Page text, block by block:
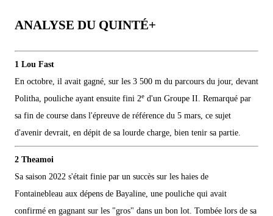
ANALYSE DU QUINTÉ+
1 Lou Fast
En octobre, il avait gagné, sur les 3 500 m du parcours du jour, devant
Politha, pouliche ayant ensuite fini 2e d'un Groupe II. Remarqué par
sa fin de course dans l'épreuve de référence du 5 mars, ce sujet
d'avenir devrait, en dépit de sa lourde charge, bien tenir sa partie.
2 Theamoi
Sa saison 2022 s'était finie par un succès sur les haies de
Fontainebleau aux dépens de Bayaline, une pouliche qui avait
confirmé en gagnant sur les "gros" dans un bon lot. Tombée lors de sa